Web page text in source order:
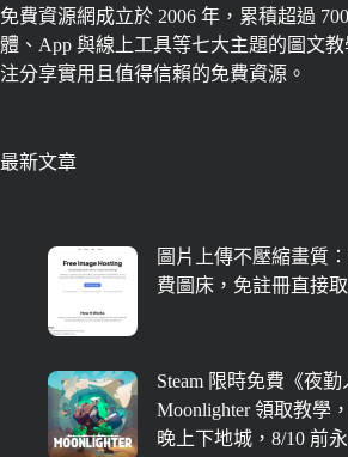
免費資源網成立於 2006 年，累積超過
體、App 與線上工具等七大主題的圖文
注分享實用且值得信賴的免費資源。
最新文章
圖片上傳不壓縮畫質
費圖床，免註冊直接
Steam 限時免費《夜勤
Moonlighter 領取教學
晚上下地城，8/10 前